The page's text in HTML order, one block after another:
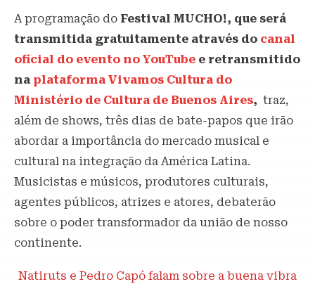
A programação do Festival MUCHO!, que será
transmitida gratuitamente através do canal
oficial do evento no YouTube e retransmitido
na plataforma Vivamos Cultura do
Ministério de Cultura de Buenos Aires, traz,
além de shows, três dias de bate-papos que irão
abordar a importância do mercado musical e
cultural na integração da América Latina.
Musicistas e músicos, produtores culturais,
agentes públicos, atrizes e atores, debaterão
sobre o poder transformador da união de nosso
continente.
Natiruts e Pedro Capó falam sobre a buena vibra